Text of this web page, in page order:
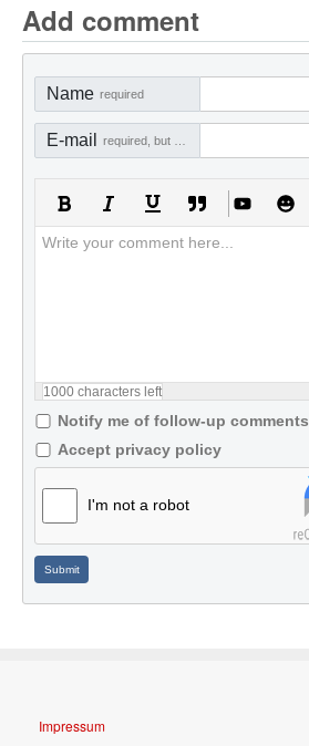
Add comment
Name required
E-mail
1000 characters left
Notify me of follow-up comments
Accept privacy policy
I'm not a robot
Submit
Impressum